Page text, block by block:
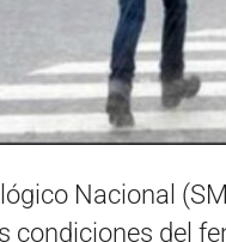
Nacional
condiciones del